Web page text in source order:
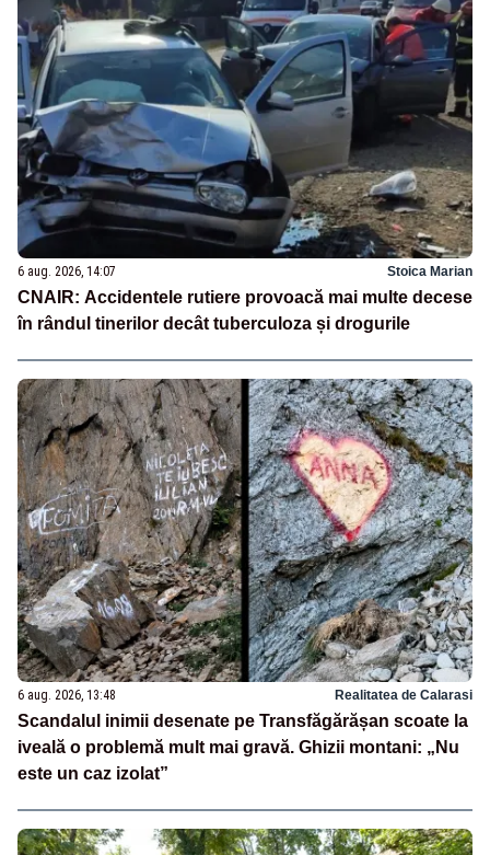
6 aug. 2026, 14:07 Stoica Marian
CNAIR: Accidentele rutiere provoacă mai multe decese
în rândul tinerilor decât tuberculoza și drogurile
6 aug. 2026, 13:48 Realitatea de Calarasi
Scandalul inimii desenate pe Transfăgărășan scoate la
iveală o problemă mult mai gravă. Ghizii montani: „Nu
este un caz izolat”